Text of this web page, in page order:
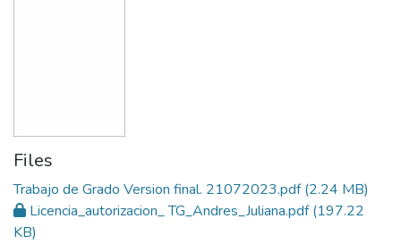
Files
Trabajo de Grado Version final. 21072023.pdf(2.24 MB)
Licencia_autorizacion_ TG_Andres_Juliana.pdf(197.22
KB)